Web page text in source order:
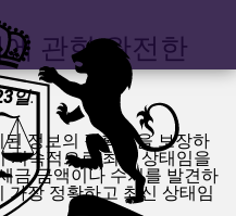
관한 완전한
일.
정보의 정확성을 보장하
지속적으로 최신 상태임을
금 금액이나 수치를 발견하
가장 정확하고 최신 상태임